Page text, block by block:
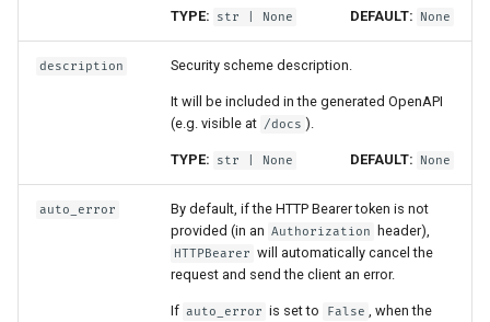
TYPE: str | None DEFAULT: None
description Security scheme description.
It will be included in the generated OpenAPI
(e.g. visible at /docs ).
TYPE: str | None DEFAULT: None
auto_error
By default, if the HTTP Bearer token is not
provided (in an Authorization header),
HTTPBearer will automatically cancel the
request and send the client an error.
If auto_error is set to False
, when the